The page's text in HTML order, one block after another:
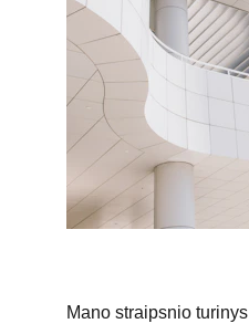
Mano straipsnio turinys